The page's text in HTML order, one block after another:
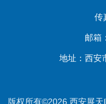
传
邮箱
地址：西安
版权所有©2026 西安展